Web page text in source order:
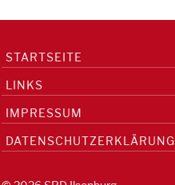
STARTSEITE
LINKS
IMPRESSUM
DATENSCHUTZERKLÄRUNG